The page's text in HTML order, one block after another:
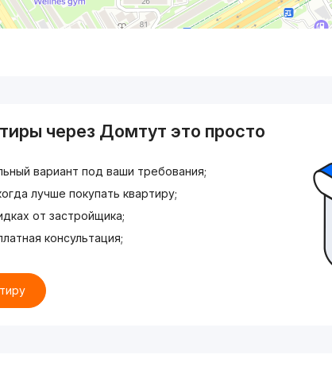
через Домтут это просто
вариант под ваши требования;
лучше покупать квартиру;
от застройщика;
консультация;